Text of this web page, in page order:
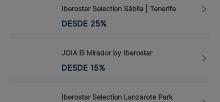
Iberostar Selection Sábila | Tenerife
DESDE 25%
JOIA El Mirador by Iberostar
DESDE 15%
Iberostar Selection Lanzarote Park